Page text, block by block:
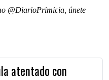
@DiarioPrimicia, únete
atentado con